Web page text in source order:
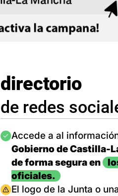
directorio
de redes
Imagen
Accede a al
Gobierno de Castilla-
de forma segura en
oficiales.
Imagen
El logo de la Junta o